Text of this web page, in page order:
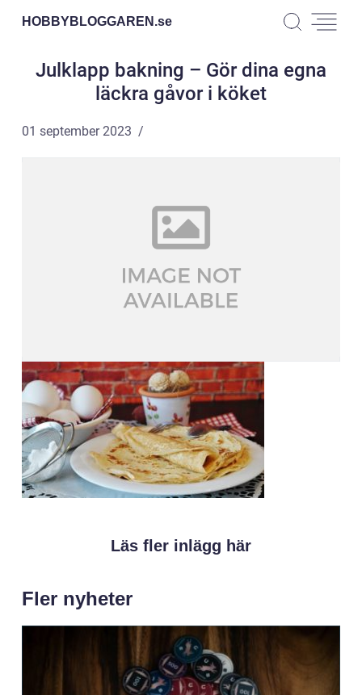
HOBBYBLOGGAREN.se
Julklapp bakning – Gör dina egna
läckra gåvor i köket
01 september 2023
Läs fler inlägg här
Fler nyheter